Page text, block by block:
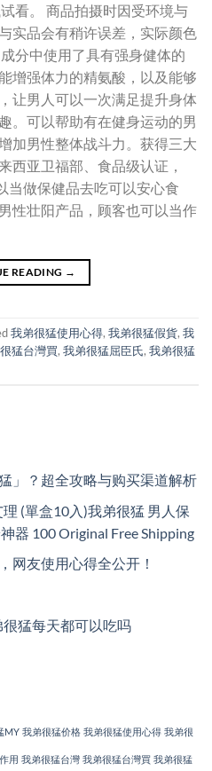
看。 商品拍摄时因受环境与
实品会有稍许误差，实际颜色
分中使用了具有强身健体的
增强体力的精氨酸，以及能够
让男人可以一次满足提升身体
。可以帮助有在健身运动的男
加男性整体战斗力。获得三大
西亚卫福部、食品级认证，
当做保健品去吃可以安心食
性壮阳产品，顾客也可以当作
READING →
我弟很猛使用心得, 我弟很猛假貨, 我
猛台灣買, 我弟很猛屈臣氏, 我弟很猛
」？超全攻略与购买渠道解析
(單盒10入)我弟很猛 男人保
器 100 Original Free Shipping
网友使用心得全公开！
猛每天都可以吃吗
MY 我弟很猛价格 我弟很猛使用心得 我弟很
用 我弟很猛台灣 我弟很猛台灣買 我弟很猛